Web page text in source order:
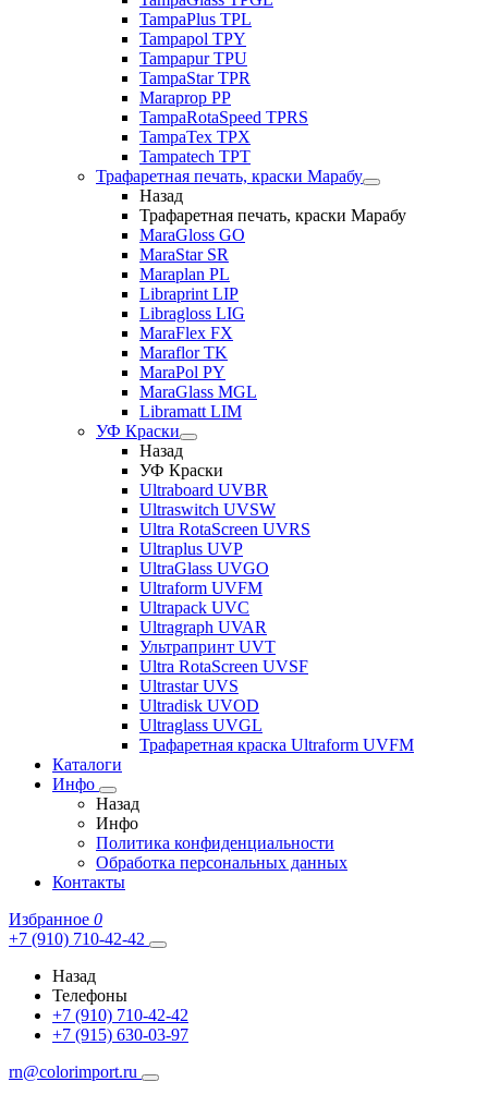
TampaPlus TPL
Tampapol TPY
Tampapur TPU
TampaStar TPR
Maraprop PP
TampaRotaSpeed TPRS
TampaTex TPX
Tampatech TPT
Трафаретная печать, краски Марабу
Назад
Трафаретная печать, краски Марабу
MaraGloss GO
MaraStar SR
Maraplan PL
Libraprint LIP
Libragloss LIG
MaraFlex FX
Maraflor TK
MaraPol PY
MaraGlass MGL
Libramatt LIM
УФ Краски
Назад
УФ Краски
Ultraboard UVBR
Ultraswitch UVSW
Ultra RotaScreen UVRS
Ultraplus UVP
UltraGlass UVGO
Ultraform UVFM
Ultrapack UVC
Ultragraph UVAR
Ультрапринт UVT
Ultra RotaScreen UVSF
Ultrastar UVS
Ultradisk UVOD
Ultraglass UVGL
Трафаретная краска Ultraform UVFM
Каталоги
Инфо
Назад
Инфо
Политика конфиденциальности
Обработка персональных данных
Контакты
Избранное 0
+7 (910) 710-42-42
Назад
Телефоны
+7 (910) 710-42-42
+7 (915) 630-03-97
rn@colorimport.ru